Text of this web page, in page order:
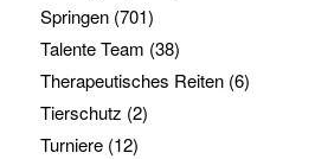
Springen(701)
Talente Team (38)
Therapeutisches Reiten(6)
Tierschutz (2)
Turniere(12)